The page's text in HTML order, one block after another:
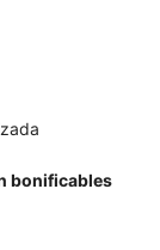
bonificables